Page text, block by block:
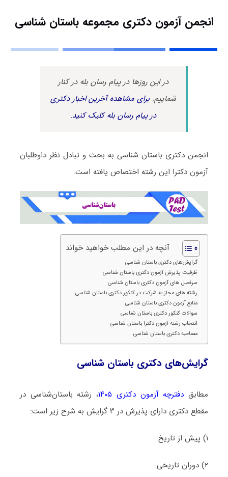
انجمن آزمون دکتری مجموعه باستان‌ شناسی
در این روزها در پیام رسان بله در کنار
شماییم.برای مشاهده آخرین اخبار دکتری
در پیام رسان بله کلیک کنید.
انجمن دکتری باستان‌ شناسی به بحث و تبادل نظر داوطلبان
آزمون دکترا این رشته اختصاص یافته است.
آنچه در این مطلب خواهید خواند
گرایش‌های دکتری باستان‌ شناسی
ظرفیت پذیرش آزمون دکتری باستان‌ شناسی
سرفصل های آزمون دکتری باستان‌ شناسی
رشته های مجاز به شرکت در کنکور دکتری باستان‌ شناسی
منابع آزمون دکتری باستان‌ شناسی
سوالات کنکور دکتری باستان‌ شناسی
انتخاب رشته آزمون دکترا باستان‌ شناسی
مصاحبه دکتری باستان‌ شناسی
گرایش‌های دکتری باستان‌ شناسی
مطابق دفترچه آزمون دکتری ۱۴۰۵
، رشته باستان‌شناسی در
مقطع دکتری دارای پذیرش در ۳ گرایش به شرح زیر است:
۱) پیش از تاریخ
۲) دوران تاریخی